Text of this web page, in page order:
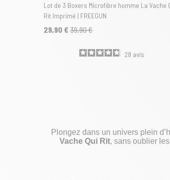
Lot de 3 Boxers Microfibre homme La Vache
Rit Imprimé | FREEGUN
29,90 € 39,90 €
28 avis
Plongez dans un univers plein
Vache Qui Rit, sans oublier les